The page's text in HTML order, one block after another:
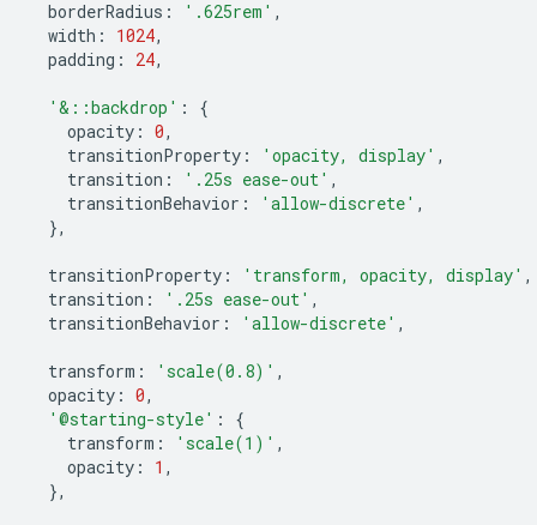
borderRadius : '.625rem' ,
width : 1024,
padding : 24,
'&::backdrop' :
{
opacity : 0,
transitionProperty : 'opacity, display' ,
transition : '.25s ease-out' ,
transitionBehavior : 'allow-discrete' ,
},
transitionProperty : 'transform, opacity, display' ,
transition : '.25s ease-out' ,
transitionBehavior : 'allow-discrete' ,
transform : 'scale(0.8)' ,
opacity : 0,
'@starting-style' :
{
transform : 'scale(1)' ,
opacity : 1 ,
},